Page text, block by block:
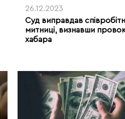
26.12.2023
Суд виправдав
митниці, визнавши
хабара